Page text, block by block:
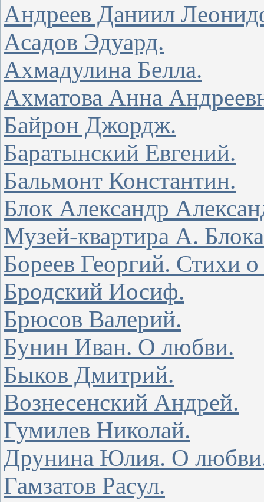
Андреев Даниил
Асадов Эдуард.
Ахмадулина Белла.
Ахматова Анна
Байрон Джордж.
Баратынский Евгений.
Бальмонт Константин.
Блок Александр
Музей-квартира А.
Бореев Георгий. Стихи
Бродский Иосиф.
Брюсов Валерий.
Бунин Иван. О любви.
Быков Дмитрий.
Вознесенский Андрей.
Гумилев Николай.
Друнина Юлия. О
Гамзатов Расул.